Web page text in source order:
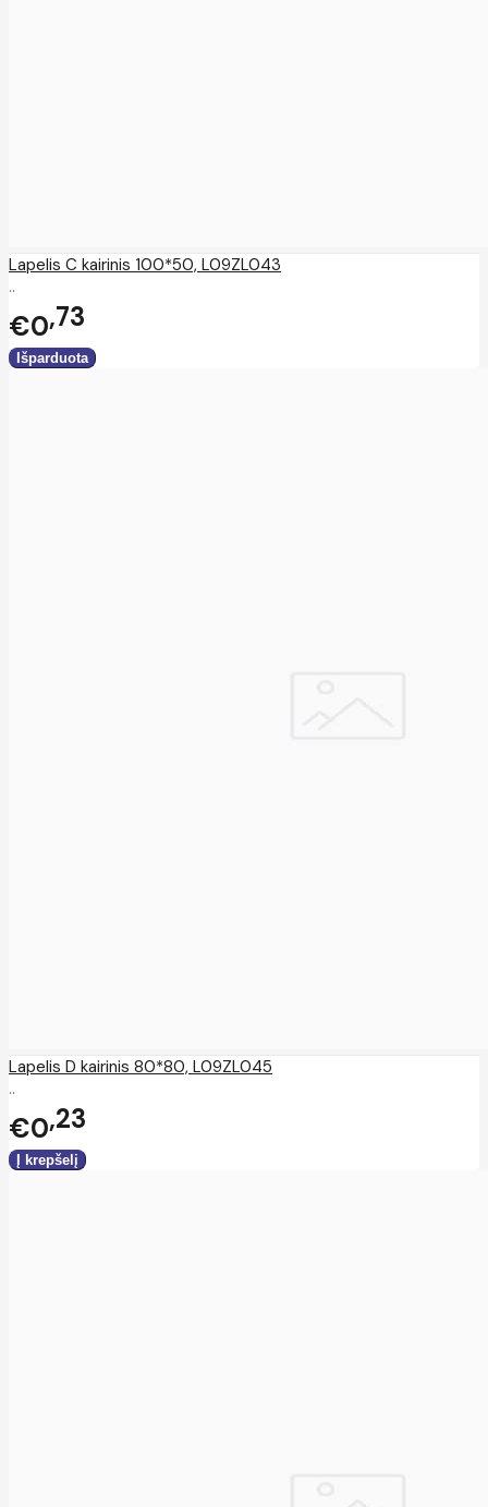
Lapelis C kairinis 100*50, L09ZL043
..
€0 73
Lapelis D kairinis 80*80, L09ZL045
..
€0 23